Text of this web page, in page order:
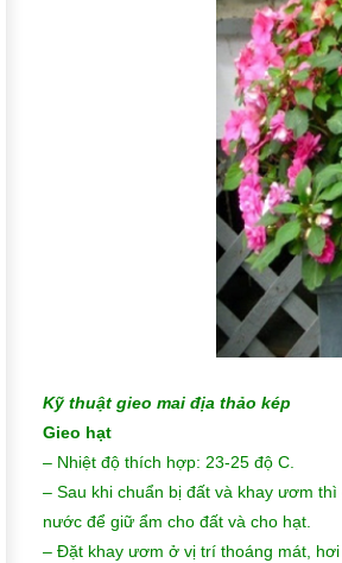
Kỹ thuật gieo mai địa thảo kép
Gieo hạt
– Nhiệt độ thích hợp: 23-25 độ C.
– Sau khi chuẩn bị đất và khay ươm
nước để giữ ẩm cho đất và cho hạt.
– Đặt khay ươm ở vị trí thoáng mát, hơi